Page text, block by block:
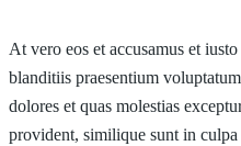
At vero eos et accusamus et
blanditiis praesentium
dolores et quas molestias
provident, similique sunt in